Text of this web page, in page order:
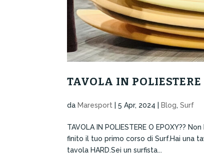
TAVOLA IN POLIESTERE
da Maresport |5 Apr, 2024 Blog,Surf
TAVOLA IN POLIESTERE O EPOXY??
finito il tuo primo corso di Surf.Hai una
tavola HARD.Sei un surfista...